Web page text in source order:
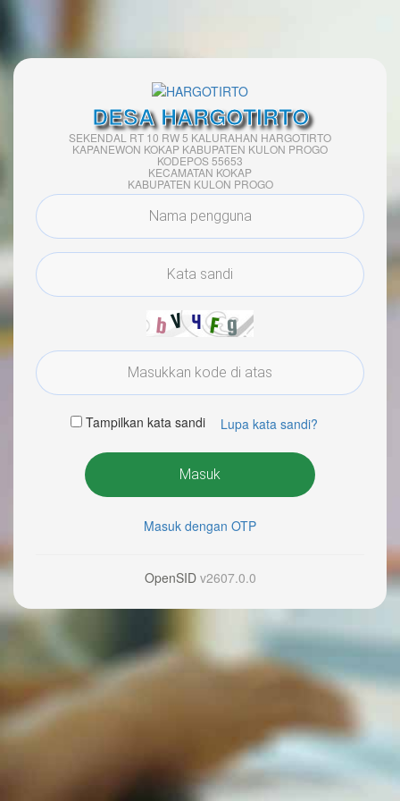
DESA HARGOTIRTO
SEKENDAL RT 10 RW 5 KALURAHAN HARGOTIRTO
KAPANEWON KOKAP KABUPATEN KULON PROGO
KODEPOS 55653
KECAMATAN KOKAP
KABUPATEN KULON PROGO
Tampilkan kata sandi Lupa kata sandi?
Masuk
Masuk dengan OTP
OpenSIDv2607.0.0